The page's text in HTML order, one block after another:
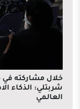
شربتلي: الذكاء
العالمي